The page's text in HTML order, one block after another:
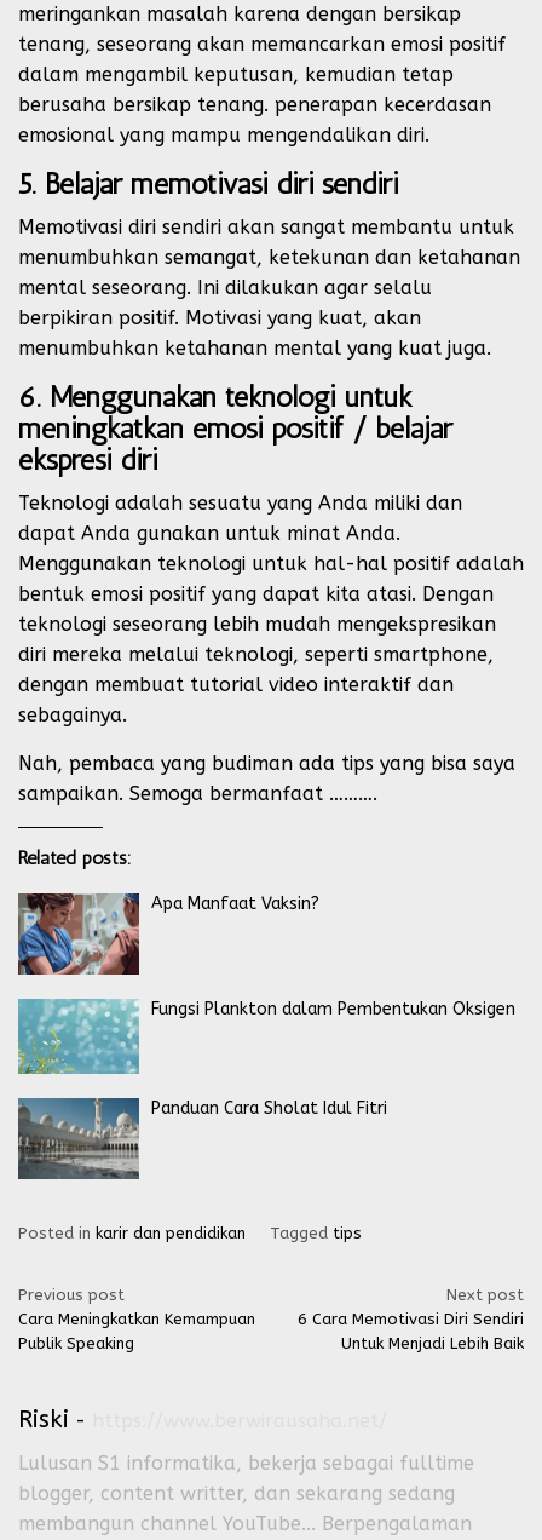
meringankan masalah karena dengan bersikap
tenang, seseorang akan memancarkan emosi positif
dalam mengambil keputusan, kemudian tetap
berusaha bersikap tenang. penerapan kecerdasan
emosional yang mampu mengendalikan diri.
5. Belajar memotivasi diri sendiri
Memotivasi diri sendiri akan sangat membantu untuk
menumbuhkan semangat, ketekunan dan ketahanan
mental seseorang. Ini dilakukan agar selalu
berpikiran positif. Motivasi yang kuat, akan
menumbuhkan ketahanan mental yang kuat juga.
6. Menggunakan teknologi untuk
meningkatkan emosi positif / belajar
ekspresi diri
Teknologi adalah sesuatu yang Anda miliki dan
dapat Anda gunakan untuk minat Anda.
Menggunakan teknologi untuk hal-hal positif adalah
bentuk emosi positif yang dapat kita atasi. Dengan
teknologi seseorang lebih mudah mengekspresikan
diri mereka melalui teknologi, seperti smartphone,
dengan membuat tutorial video interaktif dan
sebagainya.
Nah, pembaca yang budiman ada tips yang bisa saya
sampaikan. Semoga bermanfaat ……….
Related posts:
Apa Manfaat Vaksin?
Fungsi Plankton dalam Pembentukan Oksigen
Panduan Cara Sholat Idul Fitri
Posted in karir dan pendidikan Tagged tips
Post
navigation
Previous post
Cara Meningkatkan Kemampuan
Publik Speaking
Next post
6 Cara Memotivasi Diri Sendiri
Untuk Menjadi Lebih Baik
Riski -
Lulusan S1 informatika, bekerja sebagai fulltime
blogger, content writter, dan sekarang sedang
membangun channel YouTube... Berpengalaman